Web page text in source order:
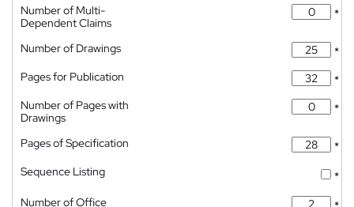
Number of Multi-
Dependent Claims
*
Number of Drawings
*
Pages for Publication
*
Number of Pages with
Drawings
*
Pages of Specification
*
Sequence Listing
*
Number of Office